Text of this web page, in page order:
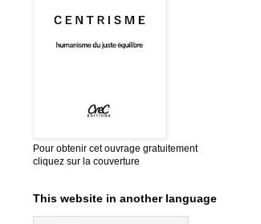
Pour obtenir cet ouvrage gratuitement
cliquez sur la couverture
This website in another language